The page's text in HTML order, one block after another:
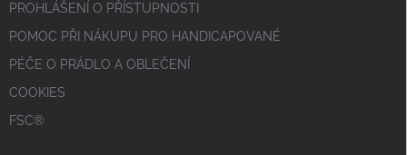
PROHLÁŠENÍ O PŘÍSTUPNOSTI
POMOC PŘI NÁKUPU PRO HANDICAPOVANÉ
PÉČE O PRÁDLO A OBLEČENÍ
COOKIES
FSC®